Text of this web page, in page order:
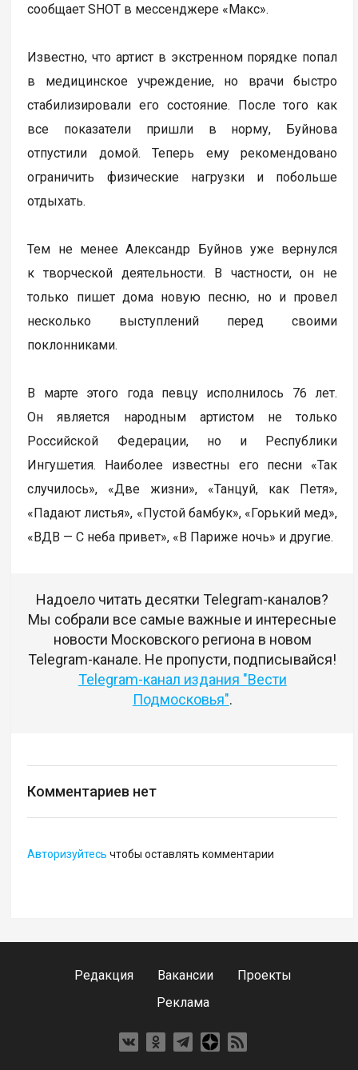
сообщает SHOT в мессенджере «Макс».
Известно, что артист в экстренном порядке попал
в медицинское учреждение, но врачи быстро
стабилизировали его состояние. После того как
все показатели пришли в норму, Буйнова
отпустили домой. Теперь ему рекомендовано
ограничить физические нагрузки и побольше
отдыхать.
Тем не менее Александр Буйнов уже вернулся
к творческой деятельности. В частности, он не
только пишет дома новую песню, но и провел
несколько выступлений перед своими
поклонниками.
В марте этого года певцу исполнилось 76 лет.
Он является народным артистом не только
Российской Федерации, но и Республики
Ингушетия. Наиболее известны его песни «Так
случилось», «Две жизни», «Танцуй, как Петя»,
«Падают листья», «Пустой бамбук», «Горький мед»,
«ВДВ — С неба привет», «В Париже ночь» и другие.
Надоело читать десятки Telegram-каналов?
Мы собрали все самые важные и интересные
новости Московского региона в новом
Telegram-канале. Не пропусти, подписывайся!
Telegram-канал издания "Вести
Подмосковья".
Комментариев нет
Авторизуйтесь чтобы оставлять комментарии
Редакция Вакансии
Проекты
Реклама